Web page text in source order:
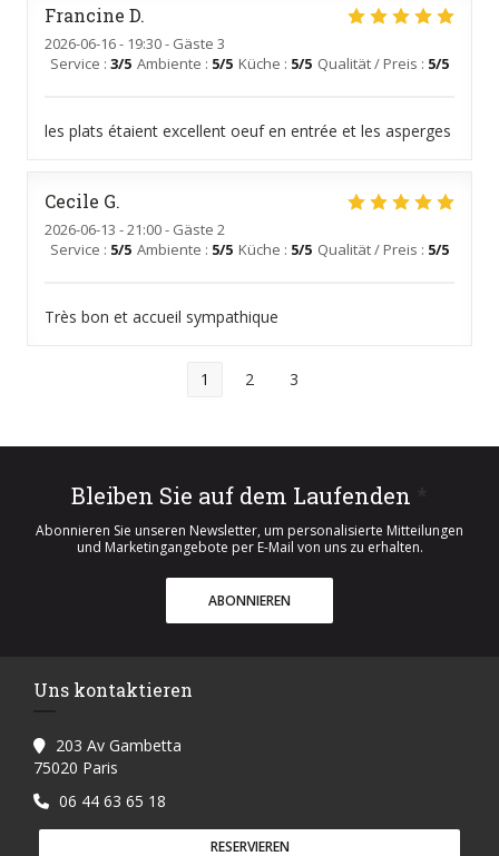
Francine D
2026-06-16- 19:30 - Gäste 3
Service : 3/5 Ambiente : 5/5 Küche : 5/5 Qualität / Preis : 5/5
les plats étaient excellent oeuf en entrée et les asperges
Cecile G
2026-06-13 - 21:00 - Gäste 2
Service : 5/5 Ambiente : 5/5 Küche : 5/5 Qualität / Preis : 5/5
Très bon et accueil sympathique
1 2 3
Bleiben Sie auf dem Laufenden
Abonnieren Sie unseren Newsletter, um personalisierte Mitteilungen
und Marketingangebote per E-Mail von uns zu erhalten.
ABONNIEREN
Uns kontaktieren
203 Av Gambetta
75020 Paris
06 44 63 65 18
RESERVIEREN